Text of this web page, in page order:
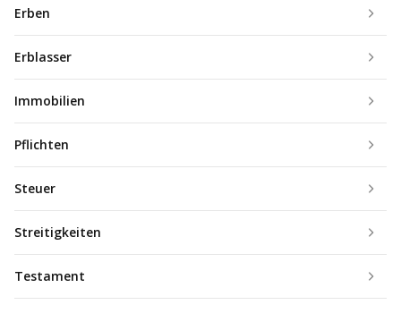
Erben
Erblasser
Immobilien
Pflichten
Steuer
Streitigkeiten
Testament